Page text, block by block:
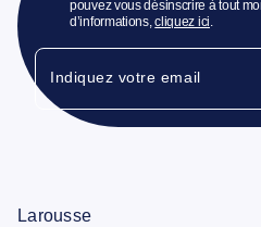
pouvez vous désinscrire à tout
d’informations,cliquez ici.
Indiquez votre email
Larousse